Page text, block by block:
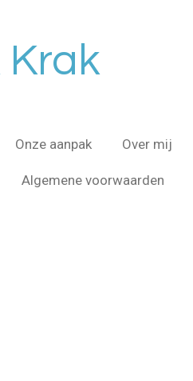
Krak
Onze aanpak Over mij
Algemene voorwaarden